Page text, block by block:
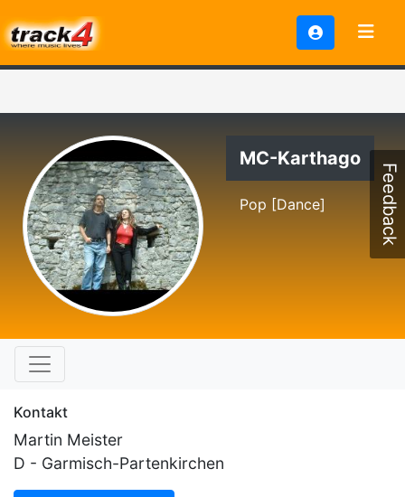
MC-Karthago
Pop [Dance]
Kontakt
Martin Meister
D - Garmisch-Partenkirchen
Feedback